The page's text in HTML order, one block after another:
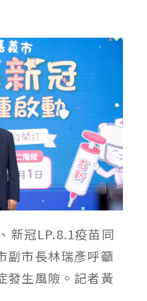
新冠LP.8.1疫苗同
副市長林瑞彥呼籲
發生風險。記者黃